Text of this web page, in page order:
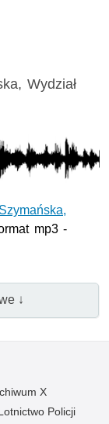
Wydział
mp3 -
↓
X
Policji